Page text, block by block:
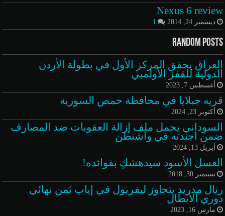
Nexus 6 review
ديسمبر 24, 2014 1
Random Posts
العراق يحقق المركز الأول في بطولة الأردن
الدولية للقفز الأولمبي
أغسطس 7, 2023
قريه جبلايا في محافظة حمص السورية
أكتوبر 23, 2024
السوداني يحمل ملف إزالة العقوبات ضد المصارف
ضمن اجندته في واشنطن
أبريل 13, 2024
العسل الأسود سيدهشكِ بفوائده!
سبتمبر 30, 2018
ريال مدريد يتجاوز ليفربول في إياب ثمن نهائي
دوري الأبطال
مارس 16, 2023